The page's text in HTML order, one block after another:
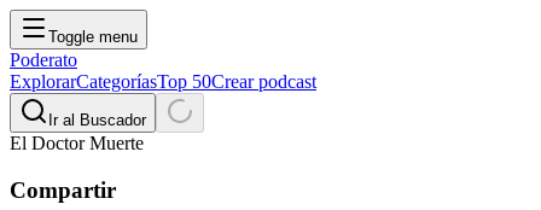
Toggle menu
Poderato
ExplorarCategoríasTop 50Crear podcast
Ir al Buscador
El Doctor Muerte
Compartir